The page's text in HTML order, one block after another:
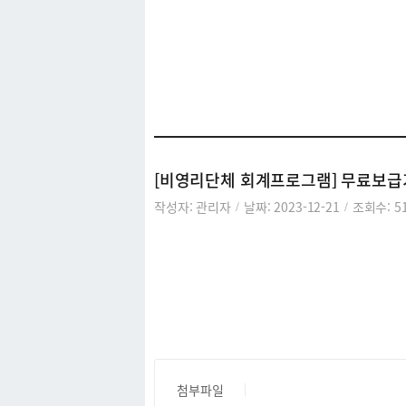
[비영리단체 회계프로그램] 무료보
작성자: 관리자 / 날짜: 2023-12-21 / 조회수:
첨부파일